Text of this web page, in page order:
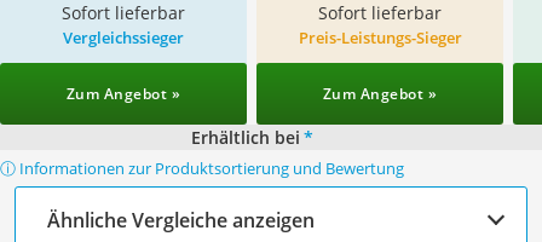
Sofort lieferbar Sofort lieferbar
Vergleichssieger
Zum Angebot »
Preis-Leistungs-Sieger
Zum Angebot »
Erhältlich bei *
ⓘ Informationen zur Produktsortierung und Bewertung
Ähnliche Vergleiche anzeigen